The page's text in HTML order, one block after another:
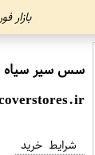
سس سیر سیاه 524 گرم دلپذیر
شرایط خرید